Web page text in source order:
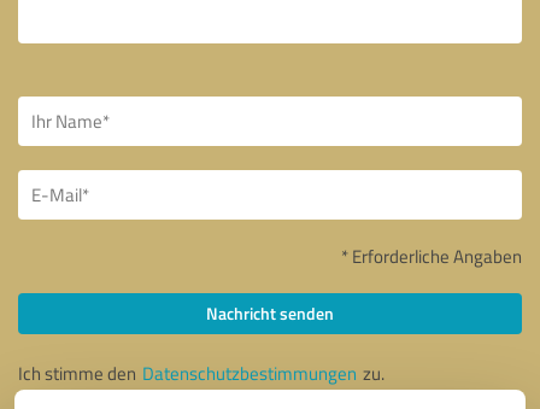
* Erforderliche Angaben
Nachricht senden
Ich stimme den Datenschutzbestimmungen zu.